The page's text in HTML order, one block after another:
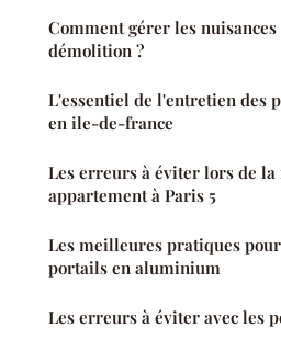
Comment gérer les
démolition ?
L'essentiel de l'entretien des
en ile-de-france
Les erreurs à éviter lors de
appartement à Paris 5
Les meilleures pratiques
portails en aluminium
Les erreurs à éviter avec les